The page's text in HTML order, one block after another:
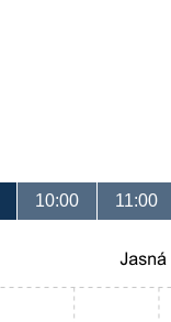
10:00 11:00